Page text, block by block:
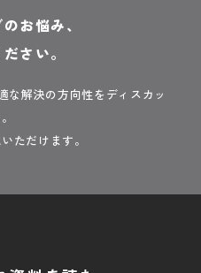
お悩み、
さい。
な解決の方向性をディスカッ
ただけます。